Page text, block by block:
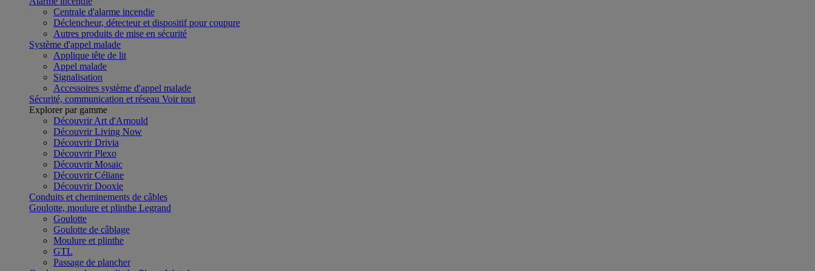
Centrale d'alarme incendie
Déclencheur, détecteur et dispositif pour coupure
Autres produits de mise en sécurité
Système d'appel malade
Applique tête de lit
Appel malade
Signalisation
Accessoires système d'appel malade
Sécurité, communication et réseau Voir tout
Explorer par gamme
Découvrir Art d'Arnould
Découvrir Living Now
Découvrir Drivia
Découvrir Plexo
Découvrir Mosaic
Découvrir Céliane
Découvrir Dooxie
Conduits et cheminements de câbles
Goulotte, moulure et plinthe Legrand
Goulotte
Goulotte de câblage
Moulure et plinthe
GTL
Passage de plancher